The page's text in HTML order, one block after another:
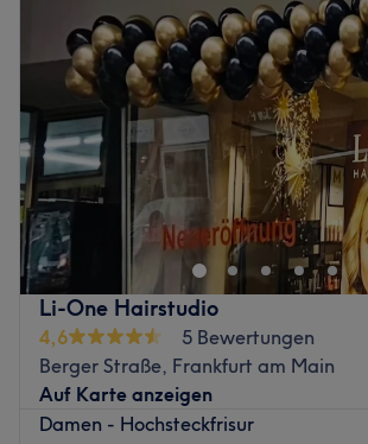
Li-One Hairstudio
4,6
5 Bewertungen
Berger Straße, Frankfurt am Main
Auf Karte anzeigen
Damen - Hochsteckfrisur